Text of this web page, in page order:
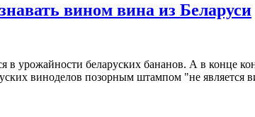
вином вина из Беларуси
в урожайности беларуских бананов. А в конце
виноделов позорным штампом "не является